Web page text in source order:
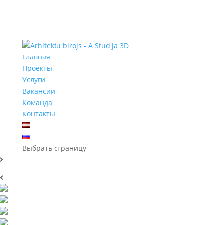
Главная
Проекты
Услуги
Вакансии
Команда
Контакты
Выбрать страницу